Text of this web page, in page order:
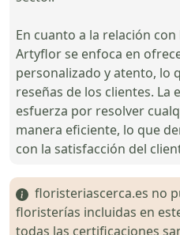
En cuanto a la relación
Artyflor se enfoca en
personalizado y atento, lo
reseñas de los clientes. La
esfuerza por resolver
manera eficiente, lo que
con la satisfacción del
floristeriascerca.es no
floristerías incluidas en
todas las certificaciones